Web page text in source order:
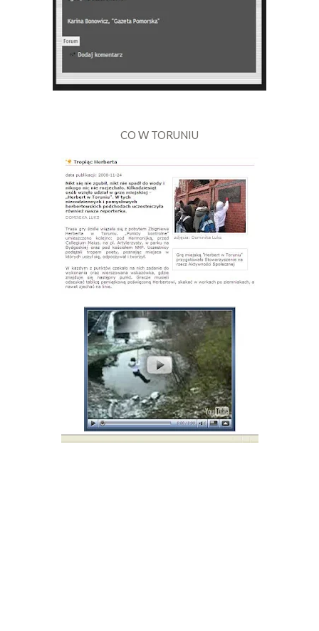
CO W TORUNIU